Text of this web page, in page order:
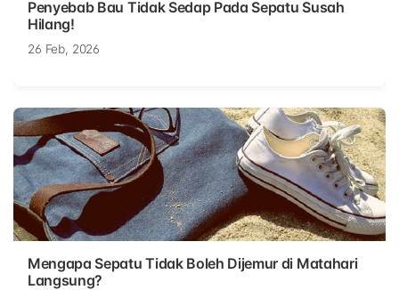
Penyebab Bau Tidak Sedap Pada Sepatu Susah
Hilang!
26 Feb, 2026
Mengapa Sepatu Tidak Boleh Dijemur di Matahari
Langsung?